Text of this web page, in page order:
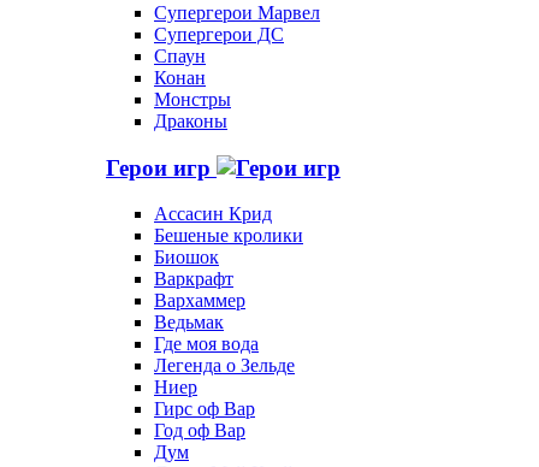
Супергерои Марвел
Супергерои ДС
Спаун
Конан
Монстры
Драконы
Герои игр
Ассасин Крид
Бешеные кролики
Биошок
Варкрафт
Вархаммер
Ведьмак
Где моя вода
Легенда о Зельде
Ниер
Гирс оф Вар
Год оф Вар
Дум